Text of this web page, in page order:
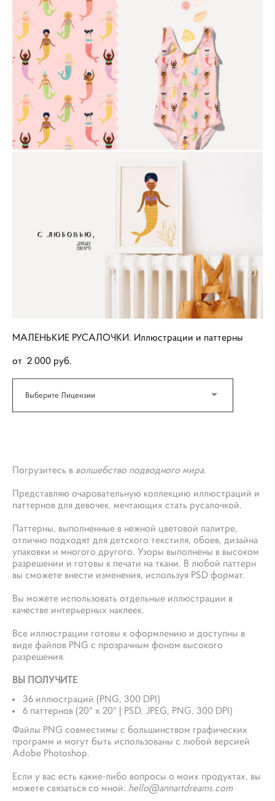
МАЛЕНЬКИЕ РУСАЛОЧКИ. Иллюстрации и паттерны
от 2 000 pуб.
Выберите Лицензии
Погрузитесь в волшебство подводного мира.
Представляю очаровательную коллекцию иллюстраций и
паттернов для девочек, мечтающих стать русалочкой.
Паттерны, выполненные в нежной цветовой палитре,
отлично подходят для детского текстиля, обоев, дизайна
упаковки и многого другого. Узоры выполнены в высоком
разрешении и готовы к печати на ткани. В любой паттерн
вы сможете внести изменения, используя PSD формат.
Вы можете использовать отдельные иллюстрации в
качестве интерьерных наклеек.
Все иллюстрации готовы к оформлению и доступны в
виде файлов PNG с прозрачным фоном высокого
разрешения.
ВЫ ПОЛУЧИТЕ
36 иллюстраций (PNG, 300 DPI)
6 паттернов (20" x 20" | PSD, JPEG, PNG, 300 DPI)
Файлы PNG совместимы с большинством графических
программ и могут быть использованы с любой версией
Adobe Photoshop.
Если у вас есть какие-либо вопросы о моих продуктах, вы
можете связаться со мной: hello@annartdreams.com